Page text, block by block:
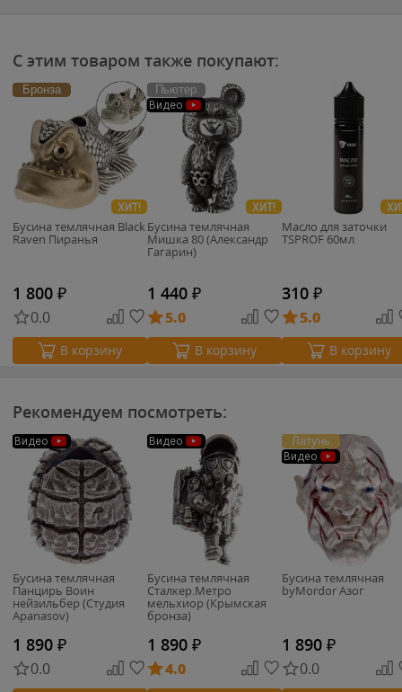
С этим товаром также покупают:
Бронза
ХИТ!
Бусина темлячная Black
Raven Пиранья
1 800 ₽
0.0
В корзину
Пьютер
Видео
ХИТ!
Бусина темлячная
Мишка 80 (Александр
Гагарин)
1 440 ₽
5.0
В корзину
Масло для заточки
TSPROF 60мл
310 ₽
5.0
В корзину
Рекомендуем посмотреть:
Видео
Бусина темлячная
Панцирь Воин
нейзильбер (Студия
Apanasov)
1 890 ₽
0.0
Видео
Бусина темлячная
Сталкер.Метро
мельхиор (Крымская
бронза)
1 890 ₽
4.0
Латунь
Видео
Бусина темлячная
byMordor Азог
1 890 ₽
0.0